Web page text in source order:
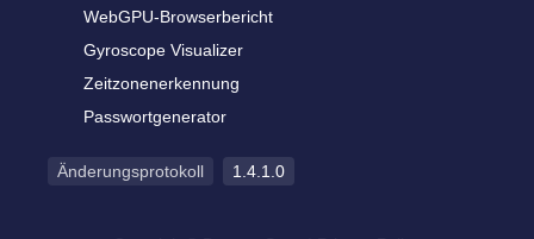
WebGPU-Browserbericht
Gyroscope Visualizer
Zeitzonenerkennung
Passwortgenerator
Änderungsprotokoll 1.4.1.0